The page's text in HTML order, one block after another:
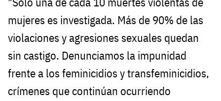
mujeres es investigada. Más de 90% de las
violaciones y agresiones sexuales quedan
sin castigo. Denunciamos la impunidad
frente a los feminicidios y transfeminicidios,
crímenes que continúan ocurriendo